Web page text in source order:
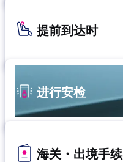
提前到达时
进行安检
海关・出境手续